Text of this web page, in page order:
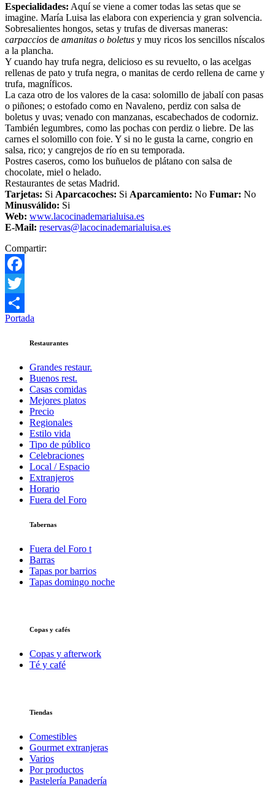
Especialidades: Aquí se viene a comer todas las setas que se
imagine. María Luisa las elabora con experiencia y gran solvencia.
Sobresalientes hongos, setas y trufas de diversas maneras:
carpaccios de amanitas o boletus y muy ricos los sencillos níscalos
a la plancha.
Y cuando hay trufa negra, delicioso es su revuelto, o las acelgas
rellenas de pato y trufa negra, o manitas de cerdo rellena de carne y
trufa, magníficos.
La caza otro de los valores de la casa: solomillo de jabalí con pasas
o piñones; o estofado como en Navaleno, perdiz con salsa de
boletus y uvas; venado con manzanas, escabechados de codorniz.
También legumbres, como las pochas con perdiz o liebre. De las
carnes el solomillo con foie. Y si no le gusta la carne, congrio en
salsa, rico; y cangrejos de río en su temporada.
Postres caseros, como los buñuelos de plátano con salsa de
chocolate, miel o helado.
Restaurantes de setas Madrid.
Tarjetas: Si Aparcacoches: Si Aparcamiento: No Fumar: No
Minusválido: Si
Web: www.lacocinademarialuisa.es
E-Mail: reservas@lacocinademarialuisa.es
Compartir:
Facebook
Twitter
Compartir
Portada
Restaurantes
Grandes restaur.
Buenos rest.
Casas comidas
Mejores platos
Precio
Regionales
Estilo vida
Tipo de público
Celebraciones
Local / Espacio
Extranjeros
Horario
Fuera del Foro
Tabernas
Fuera del Foro t
Barras
Tapas por barrios
Tapas domingo noche
Copas y cafés
Copas y afterwork
Té y café
Tiendas
Comestibles
Gourmet extranjeras
Varios
Por productos
Pastelería Panadería